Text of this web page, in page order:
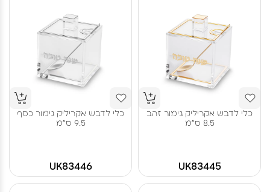
כלי לדבש אקריליק גימור זהב
8.5 ס"מ
UK83445
כלי לדבש אקריליק גימור כסף
9.5 ס"מ
UK83446